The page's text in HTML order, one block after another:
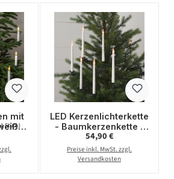
mit
-
-
Stück)
LED Kerzenlichterkette
- Baumkerzenkette -
25 warmweiße LED -
H: 18cm - L: 16,8m -
für Innen
Regulärer Preis:
54,90 €
Preise inkl. MwSt. zzgl.
Versandkosten